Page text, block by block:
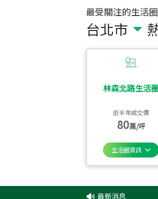
最受關注的生活
台北市
林森北路生活
近半年成交價
80萬/坪
生活圈資訊
最新消息